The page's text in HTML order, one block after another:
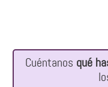
Cuéntanos qué